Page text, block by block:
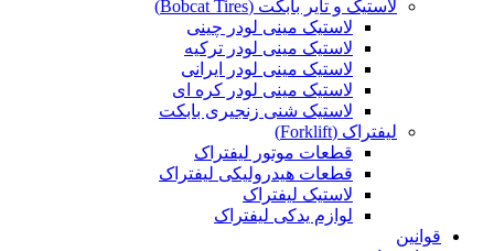
لاستیک و تایر بابکت (Bobcat Tires)
لاستیک مینی لودر چینی
لاستیک مینی لودر ترکیه
لاستیک مینی لودر ایرانی
لاستیک مینی لودر کره ای
لاستیک شنی زنجیری بابکت
لیفتراک (Forklift)
قطعات موتور لیفتراک
قطعات هیدرولیکی لیفتراک
لاستیک لیفتراک
لوازم یدکی لیفتراک
قوانین